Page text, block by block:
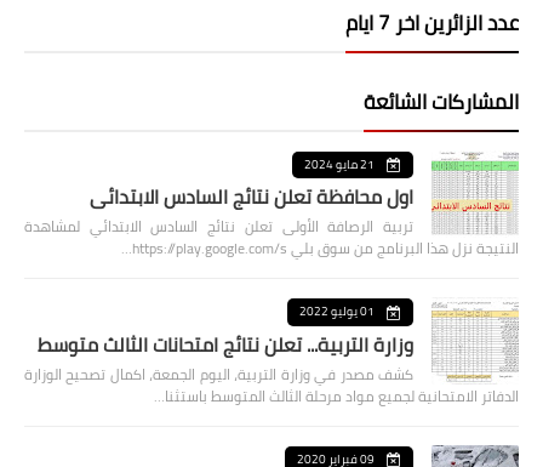
عدد الزائرين اخر 7 ايام
المشاركات الشائعة
21 مايو 2024
اول محافظة تعلن نتائج السادس الابتدائي
تربية الرصافة الأولى تعلن نتائج السادس الابتدائي لمشاهدة
النتيجة نزل هذا البرنامج من سوق بلي https://play.google.com/s…
01 يوليو 2022
وزارة التربية... تعلن نتائج امتحانات الثالث متوسط
كشف مصدر في وزارة التربية، اليوم الجمعة، اكمال تصحيح الوزارة
الدفاتر الامتحانية لجميع مواد مرحلة الثالث المتوسط باستثنا…
09 فبراير 2020